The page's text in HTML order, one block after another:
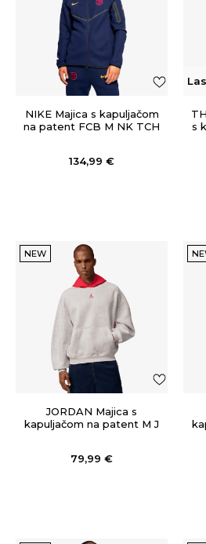
NIKE Majica s kapuljačom
na patent FCB M NK TCH
134,99 €
OFF
s
NEW
JORDAN Majica s
kapuljačom na patent M J
79,99 €